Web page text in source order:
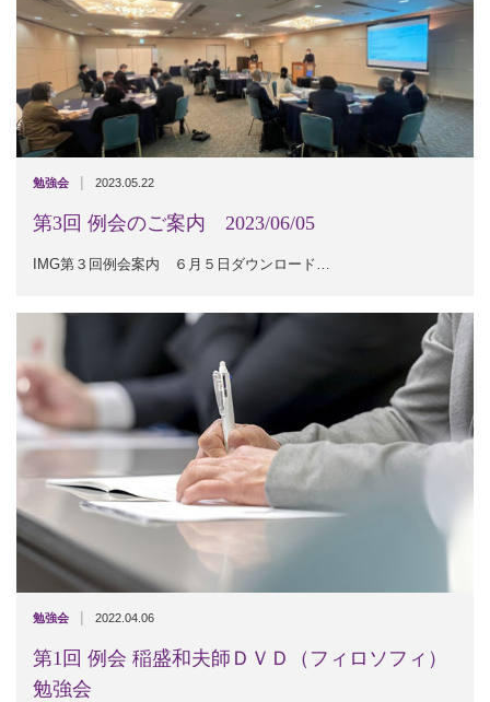
勉強会 | 2023.05.22
第3回 例会のご案内 2023/06/05
IMG第３回例会案内 ６月５日ダウンロード…
勉強会 | 2022.04.06
第1回 例会 稲盛和夫師ＤＶＤ（フィロソフィ）
勉強会